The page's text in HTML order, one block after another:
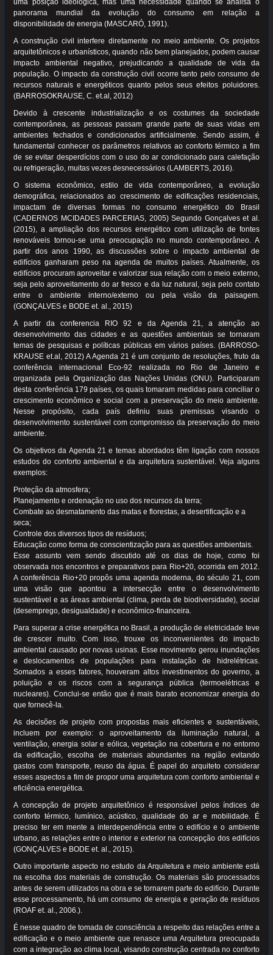
uma posição ideológica, mas uma necessidade quando se analisa o
panorama mundial da evolução do consumo em relação a
disponibilidade de energia (MASCARÓ, 1991).
A construção civil interfere diretamente no meio ambiente. Os projetos
arquitetônicos e urbanísticos, quando não bem planejados, podem causar
impacto ambiental negativo, prejudicando a qualidade de vida da
população. O impacto da construção civil ocorre tanto pelo consumo de
recursos naturais e energéticos quanto pelos seus efeitos poluidores.
(BARROSOKRAUSE, C. et.al, 2012)
Devido à crescente industrialização e os costumes da sociedade
contemporânea, as pessoas passam grande parte de suas vidas em
ambientes fechados e condicionados artificialmente. Sendo assim, é
fundamental conhecer os parâmetros relativos ao conforto térmico a fim
de se evitar desperdícios com o uso do ar condicionado para calefação
ou refrigeração, muitas vezes desnecessários (LAMBERTS, 2016).
O sistema econômico, estilo de vida contemporâneo, a evolução
demográfica, relacionados ao crescimento de edificações residenciais,
impactam de diversas formas no consumo energético do Brasil
(CADERNOS MCIDADES PARCERIAS, 2005) Segundo Gonçalves et al.
(2015), a ampliação dos recursos energético com utilização de fontes
renováveis tornou-se uma preocupação no mundo contemporâneo. A
partir dos anos 1990, as discussões sobre o impacto ambiental de
edifícios ganharam peso na agenda de muitos países. Atualmente, os
edifícios procuram aproveitar e valorizar sua relação com o meio externo,
seja pelo aproveitamento do ar fresco e da luz natural, seja pelo contato
entre o ambiente interno/externo ou pela visão da paisagem.
(GONÇALVES e BODE et. al., 2015)
A partir da conferencia RIO 92 e da Agenda 21, a atenção ao
desenvolvimento das cidades e as questões ambientais se tornaram
temas de pesquisas e políticas públicas em vários países. (BARROSO-
KRAUSE et.al, 2012) A Agenda 21 é um conjunto de resoluções, fruto da
conferência internacional Eco-92 realizada no Rio de Janeiro e
organizada pela Organização das Nações Unidas (ONU). Participaram
desta conferência 179 países, os quais tomaram medidas para conciliar o
crescimento econômico e social com a preservação do meio ambiente.
Nesse propósito, cada país definiu suas premissas visando o
desenvolvimento sustentável com compromisso da preservação do meio
ambiente.
Os objetivos da Agenda 21 e temas abordados têm ligação com nossos
estudos do conforto ambiental e da arquitetura sustentável. Veja alguns
exemplos:
Proteção da atmosfera;
Planejamento e ordenação no uso dos recursos da terra;
Combate ao desmatamento das matas e florestas, a desertificação e a
seca;
Controle dos diversos tipos de resíduos;
Educação como forma de conscientização para as questões ambientais.
Esse assunto vem sendo discutido até os dias de hoje, como foi
observada nos encontros e preparativos para Rio+20, ocorrida em 2012.
A conferência Rio+20 propôs uma agenda moderna, do século 21, com
uma visão que apontou a intersecção entre o desenvolvimento
sustentável e as áreas ambiental (clima, perda de biodiversidade), social
(desemprego, desigualdade) e econômico-financeira.
Para superar a crise energética no Brasil, a produção de eletricidade teve
de crescer muito. Com isso, trouxe os inconvenientes do impacto
ambiental causado por novas usinas. Esse movimento gerou inundações
e deslocamentos de populações para instalação de hidrelétricas.
Somados a esses fatores, houveram altos investimentos do governo, a
poluição e os riscos com a segurança pública (termoelétricas e
nucleares). Conclui-se então que é mais barato economizar energia do
que fornecê-la.
As decisões de projeto com propostas mais eficientes e sustentáveis,
incluem por exemplo: o aproveitamento da iluminação natural, a
ventilação, energia solar e eólica, vegetação na cobertura e no entorno
da edificação, escolha de materiais abundantes na região evitando
gastos com transporte, reuso da água. É papel do arquiteto considerar
esses aspectos a fim de propor uma arquitetura com conforto ambiental e
eficiência energética.
A concepção de projeto arquitetônico é responsável pelos índices de
conforto térmico, lumínico, acústico, qualidade do ar e mobilidade. É
preciso ter em mente a interdependência entre o edifício e o ambiente
urbano, as relações entre o interior e exterior na concepção dos edifícios
(GONÇALVES e BODE et. al., 2015).
Outro importante aspecto no estudo da Arquitetura e meio ambiente está
na escolha dos materiais de construção. Os materiais são processados
antes de serem utilizados na obra e se tornarem parte do edifício. Durante
esse processamento, há um consumo de energia e geração de resíduos
(ROAF et. al., 2006.).
É nesse quadro de tomada de consciência a respeito das relações entre a
edificação e o meio ambiente que renasce uma Arquitetura preocupada
com a integração ao clima local, visando construção centrada no conforto